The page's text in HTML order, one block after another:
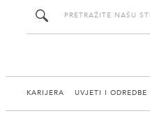
KARIJERA UVJETI I ODREDBE